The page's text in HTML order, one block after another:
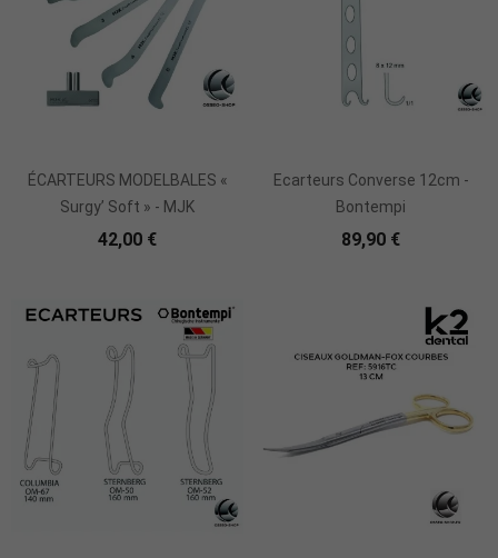
ÉCARTEURS MODELBALES «
Surgy’ Soft » - MJK
42,00 €
Ecarteurs Converse 12cm -
Bontempi
89,90 €